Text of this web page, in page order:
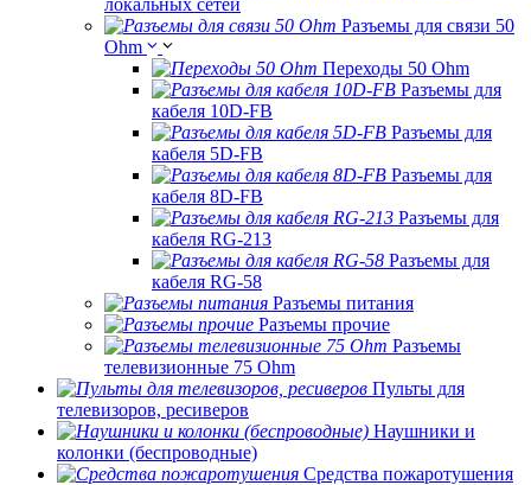
локальных сетей
Разъемы для связи 50
Ohm
Переходы 50 Ohm
Разъемы для
кабеля 10D-FB
Разъемы для
кабеля 5D-FB
Разъемы для
кабеля 8D-FB
Разъемы для
кабеля RG-213
Разъемы для
кабеля RG-58
Разъемы питания
Разъемы прочие
Разъемы
телевизионные 75 Ohm
Пульты для
телевизоров, ресиверов
Наушники и
колонки (беспроводные)
Средства пожаротушения